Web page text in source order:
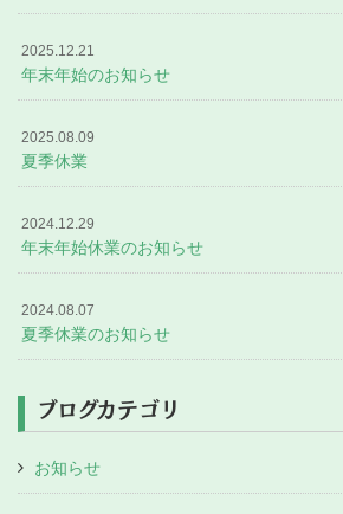
2025.12.21
年末年始のお知らせ
2025.08.09
夏季休業
2024.12.29
年末年始休業のお知らせ
2024.08.07
夏季休業のお知らせ
ブログカテゴリ
お知らせ